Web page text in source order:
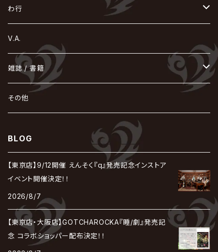
アリス九號. / ALICE NINE. / A9
Angelo
アンティック-珈琲店-
168 / 葵-168-
GOTCHAROCKA
蛾と蝶
KAMIJO
cali≠gari
河村隆一
KIRITO / キリト
己龍
黒夢
XANVALA
ジグソウ
シド
JAKIGAN MEISTER
Chanty
Janne Da Arc
sugar
Jupiter
SCAPEGOAT
SPLENDID GOD GIRAFFE
SLAPSLY / CHIYU
ZOMBIE / ぞんび
逹瑯
DAVID / SUI / 縁
DARRELL
DIAURA
D'ESPAIRSRAY
Develop One's Faculties
DEXCORE
DEZERT
deadman
東京花嫁
Tourbillon
Dawnman
DOG inthePWO
NETH PRIERE CAIN
NEVERLAND
の
NoGoD
NOCTURNAL BLOODLUST
HAZUKI / 葉月
花見桜こうき
薔薇の宮殿
BAROQUE
美炎-BIEN-
vistlip
ヒッチコック
HIDE-ZOU
Far East Dizain
Fatüm
FANTASTIC◇CIRCUS
FEST VAINQUEUR
Blu-BiLLioN
BULL ZEICHEN 88
へ
BabyKingdom
THE BEETHOVEN
PENICILLIN
The Benjamin
ほ
POIDOL
HOLLOWGRAM
MAO / マオ from SID
machine
Magistina Saga
マツタケワークス
THE MADNA
MAMA.
未完成アリス
ミスイ
mitsu
MIMIZUQ
む
MUCC / ムック
め
メトロノーム
MERRY / メリー
も
THE MORTAL
最上川司
ヤミテラ / 外道反逆者ヤミテラ
ゆ
YUKIYA / 藤田幸也
ユナイト
よ
ら
rice
Rides In ReVellion
Raphael
LAB.THE BASEMENT / ラボ ザ ベヰスメント
り
Leetspeak monsters
Ricky
LIBRAVEL / リブラヴェル
LIPHLICH
Lill
る
Ruiza
LUNA SEA
れ
the Raid.
REIGN
RAZOR
LSN / The LEGENDARY SIX NINE
Rorschach.inc
ロマン急行
わ行
わ
wyse
我が為
V.A.
雑誌 / 書籍
hévn
その他
BLOG
【東京店】9/12開催 えんそく『q』発売記念インストア
イベント開催決定！！
2026/8/7
【東京店・大阪店】GOTCHAROCKA『睡/劇』発売記
念 コラボショッパー配布決定！！